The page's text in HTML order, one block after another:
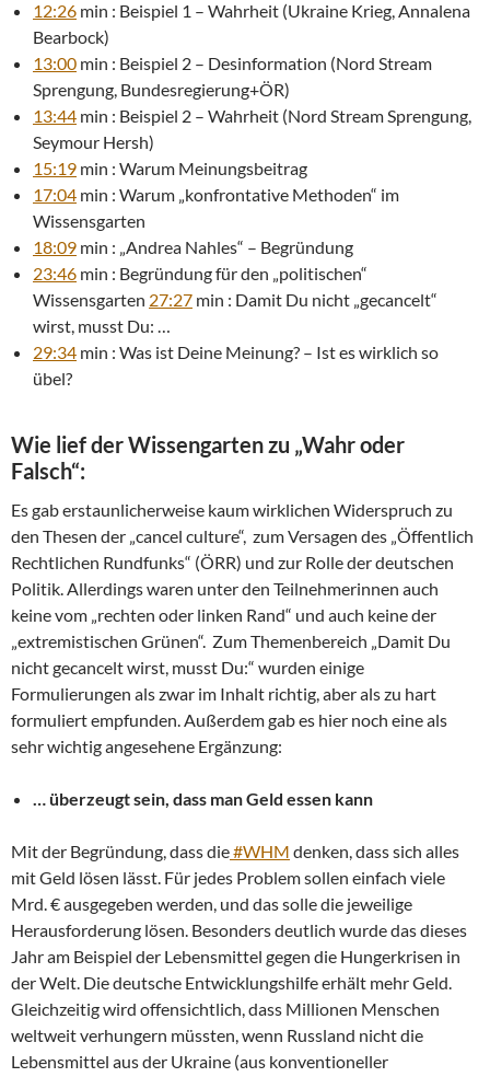
12:26 min : Beispiel 1 – Wahrheit (Ukraine Krieg, Annalena
Bearbock)
13:00 min : Beispiel 2 – Desinformation (Nord Stream
Sprengung, Bundesregierung+ÖR)
13:44 min : Beispiel 2 – Wahrheit (Nord Stream Sprengung,
Seymour Hersh)
15:19 min : Warum Meinungsbeitrag
17:04 min : Warum „konfrontative Methoden“ im
Wissensgarten
18:09 min : „Andrea Nahles“ – Begründung
23:46 min : Begründung für den „politischen“
Wissensgarten 27:27 min : Damit Du nicht „gecancelt“
wirst, musst Du: …
29:34 min : Was ist Deine Meinung? – Ist es wirklich so
übel?
Wie lief der Wissengarten zu „Wahr oder
Falsch“:
Es gab erstaunlicherweise kaum wirklichen Widerspruch zu
den Thesen der „cancel culture“, zum Versagen des „Öffentlich
Rechtlichen Rundfunks“ (ÖRR) und zur Rolle der deutschen
Politik. Allerdings waren unter den Teilnehmerinnen auch
keine vom „rechten oder linken Rand“ und auch keine der
„extremistischen Grünen“. Zum Themenbereich „Damit Du
nicht gecancelt wirst, musst Du:“ wurden einige
Formulierungen als zwar im Inhalt richtig, aber als zu hart
formuliert empfunden. Außerdem gab es hier noch eine als
sehr wichtig angesehene Ergänzung:
… überzeugt sein, dass man Geld essen kann
Mit der Begründung, dass die#WHM denken, dass sich alles
mit Geld lösen lässt. Für jedes Problem sollen einfach viele
Mrd. € ausgegeben werden, und das solle die jeweilige
Herausforderung lösen. Besonders deutlich wurde das dieses
Jahr am Beispiel der Lebensmittel gegen die Hungerkrisen in
der Welt. Die deutsche Entwicklungshilfe erhält mehr Geld.
Gleichzeitig wird offensichtlich, dass Millionen Menschen
weltweit verhungern müssten, wenn Russland nicht die
Lebensmittel aus der Ukraine (aus konventioneller